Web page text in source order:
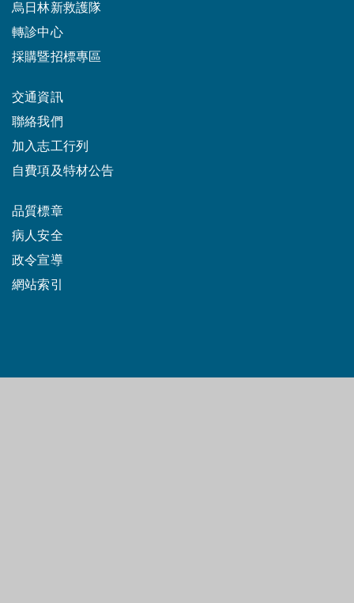
烏日林新救護隊
轉診中心
採購暨招標專區
交通資訊
聯絡我們
加入志工行列
自費項及特材公告
品質標章
病人安全
政令宣導
網站索引